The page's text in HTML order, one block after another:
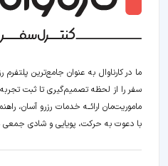
ما در کارناوال به عنوان جامع‌ترین
سفر را از لحظه‌ تصمیم‌گیری تا ثبت
ماموریت‌مان اراﺋــﻪ خدمات رزرو آسان،
با دعوت به حرکت، پویایی و شادی جمعی